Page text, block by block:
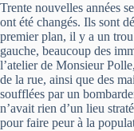
Trente nouvelles années
ont été changés. Ils sont
premier plan, il y a un
gauche, beaucoup des
l’atelier de Monsieur
de la rue, ainsi que des
soufflées par un
n’avait rien d’un lieu
pour faire peur à la